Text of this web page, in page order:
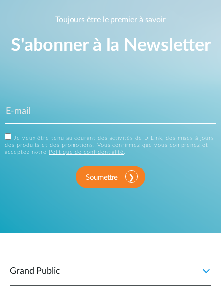
Toujours être le premier à savoir
S'abonner à la Newsletter
Je veux être tenu au courant des activités de D-Link, des mises à jours
des produits et des promotions. Vous confirmez que vous comprenez et
acceptez notre
Politique de confidentialité.
Soumettre
Grand Public